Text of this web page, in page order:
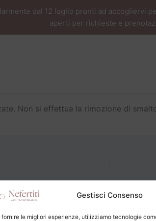
Gestisci Consenso
fornire le migliori esperienze, utilizziamo tecnologie
dal 12 luglio pronti ad
aperti per richieste e
Non si effettua la rimozione di